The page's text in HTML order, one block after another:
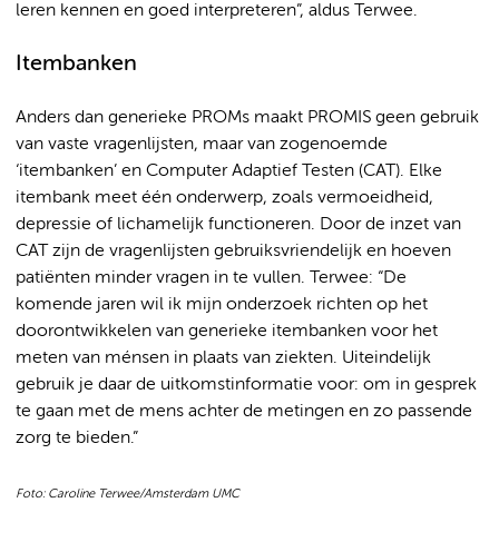
leren kennen en goed interpreteren”, aldus Terwee.
Itembanken
Anders dan generieke PROMs maakt PROMIS geen gebruik
van vaste vragenlijsten, maar van zogenoemde
‘itembanken’ en Computer Adaptief Testen (CAT). Elke
itembank meet één onderwerp, zoals vermoeidheid,
depressie of lichamelijk functioneren. Door de inzet van
CAT zijn de vragenlijsten gebruiksvriendelijk en hoeven
patiënten minder vragen in te vullen. Terwee: “De
komende jaren wil ik mijn onderzoek richten op het
doorontwikkelen van generieke itembanken voor het
meten van ménsen in plaats van ziekten. Uiteindelijk
gebruik je daar de uitkomstinformatie voor: om in gesprek
te gaan met de mens achter de metingen en zo passende
zorg te bieden.”
Foto: Caroline Terwee/Amsterdam UMC